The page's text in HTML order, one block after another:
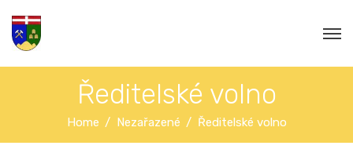
Ředitelské volno
Home Nezařazené Ředitelské volno